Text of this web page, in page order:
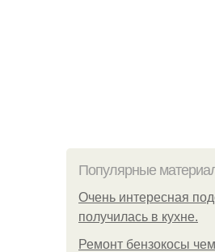
Популярные
Очень интересная
получилась в кухне.
Ремонт бензокосы